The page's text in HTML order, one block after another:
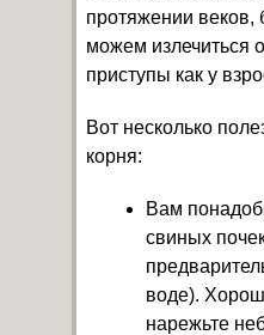
протяжении веков,
можем излечиться
приступы как у
Вот несколько
корня:
Вам
свиных
воде).
нарежьте